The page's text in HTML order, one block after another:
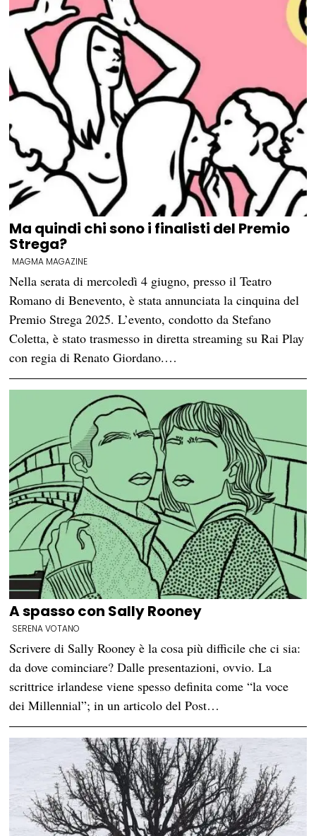
Ma quindi chi sono i finalisti del Premio
Strega?
MAGMA MAGAZINE
Nella serata di mercoledì 4 giugno, presso il Teatro
Romano di Benevento, è stata annunciata la cinquina del
Premio Strega 2025. L’evento, condotto da Stefano
Coletta, è stato trasmesso in diretta streaming su Rai Play
con regia di Renato Giordano.…
A spasso con Sally Rooney
SERENA VOTANO
Scrivere di Sally Rooney è la cosa più difficile che ci sia:
da dove cominciare? Dalle presentazioni, ovvio. La
scrittrice irlandese viene spesso definita come “la voce
dei Millennial”; in un articolo del Post…